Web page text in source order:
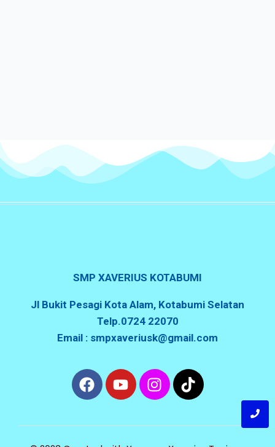
SMP XAVERIUS KOTABUMI
Jl Bukit Pesagi Kota Alam, Kotabumi Selatan
Telp.0724 22070
Email : smpxaveriusk@gmail.com